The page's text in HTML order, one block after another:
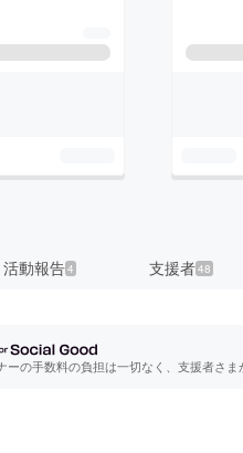
活動報告4 支援者48
ーの手数料の負担は一切なく、支援者さ